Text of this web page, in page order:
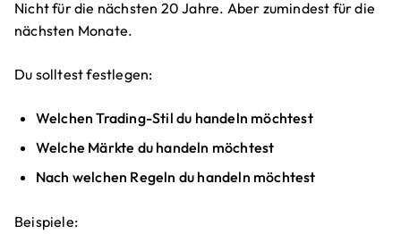
Nicht für die nächsten 20 Jahre. Aber zumindest für die
nächsten Monate.
Du solltest festlegen:
Welchen Trading-Stil du handeln möchtest
Welche Märkte du handeln möchtest
Nach welchen Regeln du handeln möchtest
Beispiele: